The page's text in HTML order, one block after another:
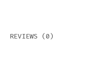
REVIEWS (0)